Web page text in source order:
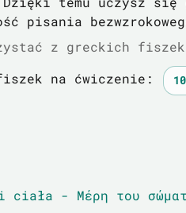
pisania
z greckich fiszek
na ćwiczenie:
ciała - Μέρη του